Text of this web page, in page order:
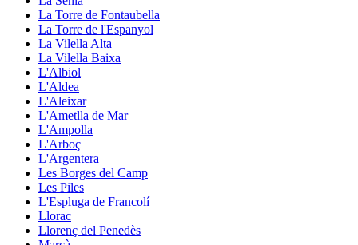
La Torre de Fontaubella
La Torre de l'Espanyol
La Vilella Alta
La Vilella Baixa
L'Albiol
L'Aldea
L'Aleixar
L'Ametlla de Mar
L'Ampolla
L'Arboç
L'Argentera
Les Borges del Camp
Les Piles
L'Espluga de Francolí
Llorac
Llorenç del Penedès